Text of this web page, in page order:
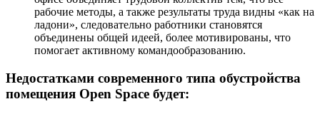
рабочие методы, а также результаты труда видны «как на
ладони», следовательно работники становятся
объединены общей идеей, более мотивированы, что
помогает активному командообразованию.
Недостатками современного типа обустройства
помещения Open Space будет: